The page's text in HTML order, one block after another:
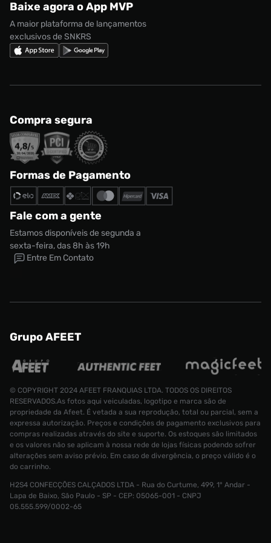
Tamanho:G R$ 89,99
Nike Shox
Regulamento Cupom
Baixe agora o App MVP
A maior plataforma de lançamentos
exclusivos de SNKRS
Compra segura
Formas de Pagamento
Fale com a gente
Estamos disponíveis de segunda a
sexta-feira, das 8h às 19h
Entre Em Contato
Grupo AFEET
© COPYRIGHT 2024 AFEET FRANQUIAS LTDA. TODOS OS DIREITOS
RESERVADOS.As fotos aqui veiculadas, logotipo e marca são de
propriedade da Afeet. É vetada a sua reprodução, total ou parcial, sem a
expressa autorização. Preços e condições de pagamento exclusivos para
compras realizadas através do site e suporte. Os estoques são limitados
e os valores não se aplicam à nossa rede de lojas físicas podendo sofrer
alterações sem aviso prévio. Em caso de divergência, o preço válido é o
do carrinho.
H2S4 CONFECÇÕES CALÇADOS LTDA - Rua do Curtume, 499, 1° Andar -
Lapa de Baixo, São Paulo - SP - CEP: 05065-001 - CNPJ
05.555.599/0002-65